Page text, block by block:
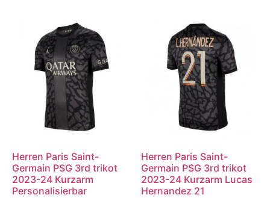
Herren Paris Saint-
Germain PSG 3rd trikot
2023-24 Kurzarm
Personalisierbar
Herren Paris Saint-
Germain PSG 3rd trikot
2023-24 Kurzarm Lucas
Hernandez 21